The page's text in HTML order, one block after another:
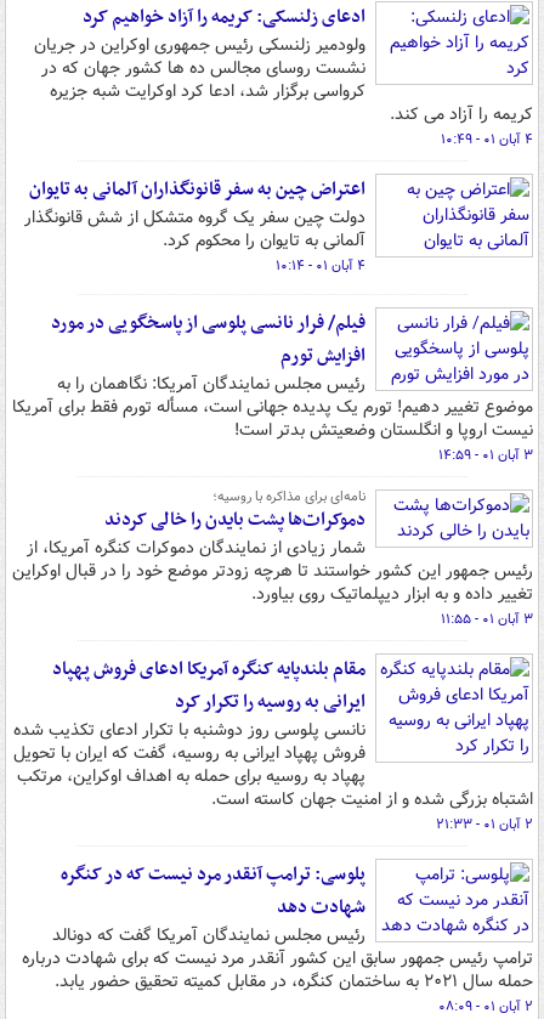
ادعای زلنسکی: کریمه را آزاد خواهیم کرد
ولودمیر زلنسکی رئیس جمهوری اوکراین در جریان
نشست روسای مجالس ده ها کشور جهان که در
کرواسی برگزار شد، ادعا کرد اوکرایت شبه جزیره
کریمه را آزاد می کند.
۴ آبان ۰۱ - ۱۰:۴۹
اعتراض چین به سفر قانونگذاران آلمانی به تایوان
دولت چین سفر یک گروه متشکل از شش قانونگذار
آلمانی به تایوان را محکوم کرد.
۴ آبان ۰۱ - ۱۰:۱۴
فیلم/ فرار نانسی پلوسی از پاسخگویی در مورد
افزایش تورم
رئیس مجلس نمایندگان آمریکا: نگاهمان را به
موضوع تغییر دهیم! تورم یک پدیده جهانی است، مسأله تورم فقط برای آمریکا
نیست اروپا و انگلستان وضعیتش بدتر است!
۳ آبان ۰۱ - ۱۴:۵۹
نامه‌ای برای مذاکره با روسیه؛
دموکرات‌ها پشت بایدن را خالی کردند
شمار زیادی از نمایندگان دموکرات کنگره آمریکا، از
رئیس جمهور این کشور خواستند تا هرچه زودتر موضع خود را در قبال اوکراین
تغییر داده و به ابزار دیپلماتیک روی بیاورد.
۳ آبان ۰۱ - ۱۱:۵۵
مقام بلندپایه کنگره آمریکا ادعای فروش پهپاد
ایرانی به روسیه را تکرار کرد
نانسی پلوسی روز دوشنبه با تکرار ادعای تکذیب شده
فروش پهپاد ایرانی به روسیه، گفت که ایران با تحویل
پهپاد به روسیه برای حمله به اهداف اوکراین، مرتکب
اشتباه بزرگی شده و از امنیت جهان کاسته است.
۲ آبان ۰۱ - ۲۱:۳۳
پلوسی: ترامپ آنقدر مرد نیست که در کنگره
شهادت دهد
رئیس مجلس نمایندگان آمریکا گفت که دونالد
ترامپ رئیس جمهور سابق این کشور آنقدر مرد نیست که برای شهادت درباره
حمله سال ۲۰۲۱ به ساختمان کنگره، در مقابل کمیته تحقیق حضور یابد.
۲ آبان ۰۱ - ۰۸:۰۹